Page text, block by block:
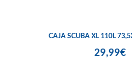
CAJA SCUBA XL 110L
29,99€